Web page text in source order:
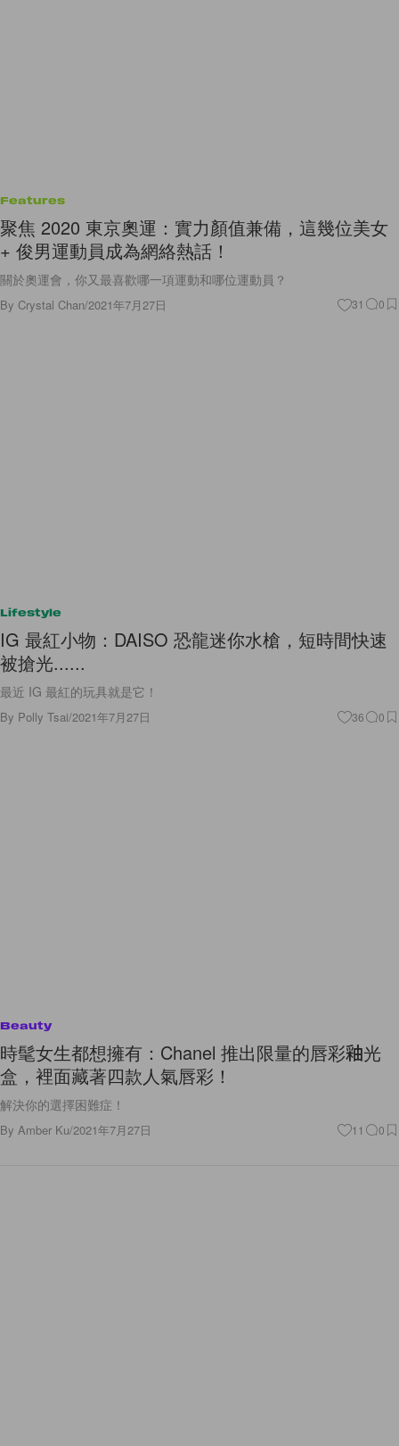
Features
聚焦 2020 東京奧運：實力顏值兼備，這幾位美女
+ 俊男運動員成為網絡熱話！
關於奧運會，你又最喜歡哪一項運動和哪位運動員？
By Crystal Chan/2021年7月27日 31 0
Lifestyle
IG 最紅小物：DAISO 恐龍迷你水槍，短時間快速
被搶光......
最近 IG 最紅的玩具就是它！
By Polly Tsai/2021年7月27日 36 0
Beauty
時髦女生都想擁有：Chanel 推出限量的唇彩釉光
盒，裡面藏著四款人氣唇彩！
解決你的選擇困難症！
By Amber Ku/2021年7月27日 11 0